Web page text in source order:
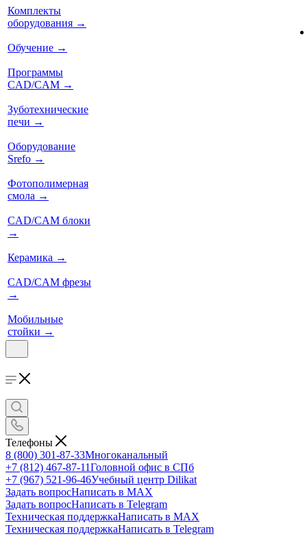
Комплекты
оборудования →
Обучение →
Программы
CAD/CAM →
Зуботехнические
печи →
Оборудование
Srefo →
Фотополимерная
смола →
CAD/CAM блоки
→
Керамика →
CAD/CAM фрезы
→
Мобильные
стойки →
Телефоны
8 (800) 301-87-33Многоканальный
+7 (812) 467-87-11Головной офис в СПб
+7 (967) 521-96-46Учебный центр Dilikat
Задать вопросНаписать в MAX
Задать вопросНаписать в Telegram
Техническая поддержкаНаписать в MAX
Техническая поддержкаНаписать в Telegram